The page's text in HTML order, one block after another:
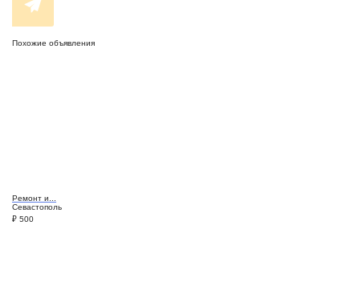
Похожие объявления
Ремонт и...
Севастополь
₽ 500